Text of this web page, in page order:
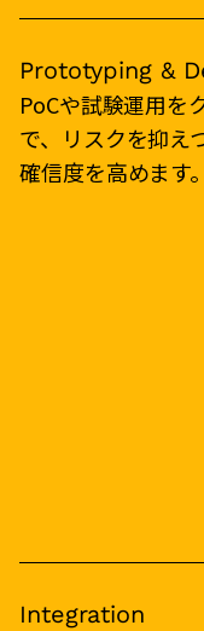
Prototyping &
PoCや試験運用を
で、リスクを抑え
確信度を高めます。
Integration